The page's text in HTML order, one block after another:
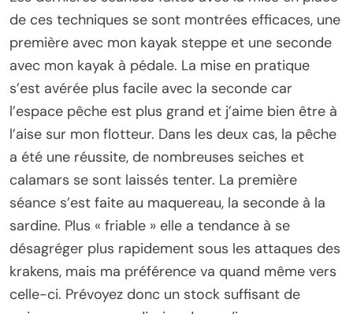
de ces techniques se sont montrées efficaces, une
première avec mon kayak steppe et une seconde
avec mon kayak à pédale. La mise en pratique
s’est avérée plus facile avec la seconde car
l’espace pêche est plus grand et j’aime bien être à
l’aise sur mon flotteur. Dans les deux cas, la pêche
a été une réussite, de nombreuses seiches et
calamars se sont laissés tenter. La première
séance s’est faite au maquereau, la seconde à la
sardine. Plus « friable » elle a tendance à se
désagréger plus rapidement sous les attaques des
krakens, mais ma préférence va quand même vers
celle-ci. Prévoyez donc un stock suffisant de